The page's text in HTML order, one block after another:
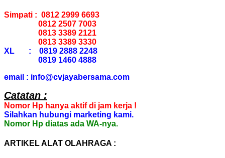
Simpati : 0812 2999 6693
0812 2507 7003
0813 3389 2121
0813 3389 3330
XL : 0819 2888 2248
0819 1460 4888
email : info@cvjayabersama.com
Catatan :
Nomor Hp hanya aktif di jam kerja !
Silahkan hubungi marketing kami.
Nomor Hp diatas ada WA-nya.
ARTIKEL ALAT OLAHRAGA :